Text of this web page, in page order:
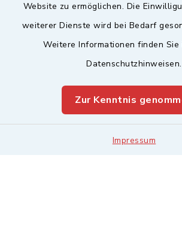
Website zu ermöglichen. Die
weiterer Dienste wird bei Bedarf
Weitere Informationen finden Sie
Datenschutzhinweisen.
Zur Kenntnis
Impressum
Datenschutz
Sitemap
Leitweg-ID &